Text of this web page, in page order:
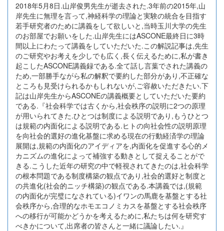
2018年5月8日.山岸俊男先生が逝去された.3年前の2015年,山
岸先生に無理を言って,神経科学の理論と実験の統合を目指す
若手研究者のために講義をして欲しいと,当時玉川大学の先生
のお部屋でお願いをした.山岸先生にはASCONE最終日に3時
間以上にわたって講義をしていただいた.この解説記事は,先生
のご研究やお考えを少しでも広く,長く伝えるために,私が書き
起こしたASCONE講義録である.全て話し言葉でされた講義の
ため,一部勝手ながら私の解釈で要約した部分があり,不正確な
ところも見受けられるかもしれないが,ご容赦いただきたい.下
記は山岸先生からASCONEの講義概要としていただいた要約
である.『社会科学では古くから,社会秩序の説明に2つの原理
が用いられてきた.ひとつは制度による説明であり,もうひとつ
は規範の内面化による説明である.ヒトの向社会性の説明原理
を向社会的選好の進化基盤に求める現在の行動経済学の理論
展開は,規範の内面化のアイディアを,内面化を促進する心的メ
カニズムの進化によって補強する動きとして捉えることがで
きる.こうした近年の研究の中で軽視されてきたのは,社会科学
の根本問題である制度構築の観点であり,社会的選好と制度と
の共進化(社会的ニッチ構築)の観点である.本講義では,(規範
の内面化が完璧になされている)イワンの馬鹿を基盤とする社
会秩序から,合理的なホモエコノミカスを基盤とする社会秩序
への移行が可能かどうかを考えるために,私たちは何を研究す
べきかについて,出席者の皆さんと一緒に議論したい.』